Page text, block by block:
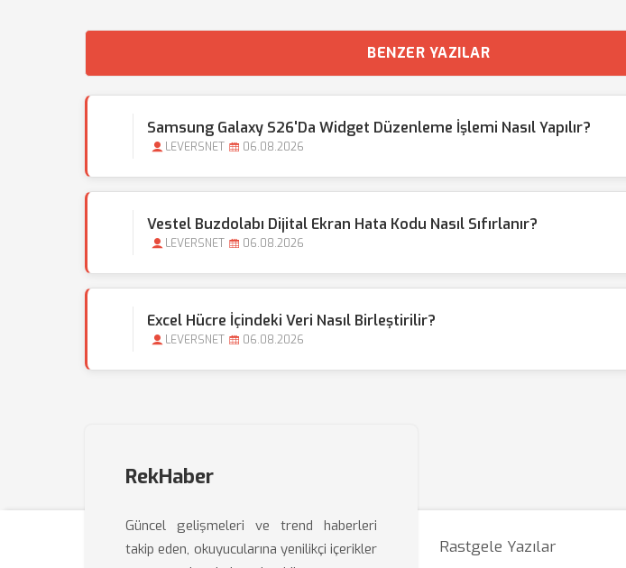
BENZER YAZILAR
Samsung Galaxy S26'da Widget Düzenleme İşlemi Nasıl Yapılır?
LEVERSNET 06.08.2026
Vestel Buzdolabı Dijital Ekran Hata Kodu Nasıl Sıfırlanır?
LEVERSNET 06.08.2026
Excel Hücre İçindeki Veri Nasıl Birleştirilir?
LEVERSNET 06.08.2026
RekHaber
Güncel gelişmeleri ve trend haberleri
takip eden, okuyucularına yenilikçi içerikler
Rastgele Yazılar